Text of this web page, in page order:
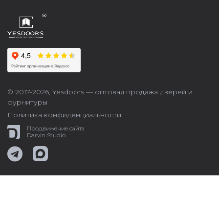
© 2017-2026, Yesdoors — оптовая продажа дверей и
фурнитуры
Политика конфиденциальности
Продвижение сайта
Darvin Studio